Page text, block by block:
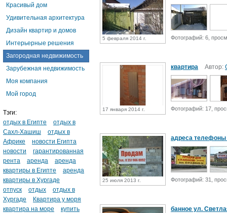
Красивый дом
Удивительная архитектура
Дизайн квартир и домов
Интерьерные решения
Загородная недвижимость
Зарубежная недвижимость
Моя компания
Мой город
Тэги:
отдых в Египте
отдых в
Сахл-Хашиш
отдых в
Африке
новости Египта
новости
гарантированная
рента
аренда
аренда
квартиры в Египте
аренда
квартиры в Хургаде
отпуск
отдых
отдых в
Хургаде
Квартира у моря
квартира на море
купить
5 февраля 2014 г. Фотографий: 6,
17 января 2014 г.
квартира Автор:
Фотографий: 17,
25 июля 2013 г.
адреса телефоны
Фотографий: 31,
банное ул.